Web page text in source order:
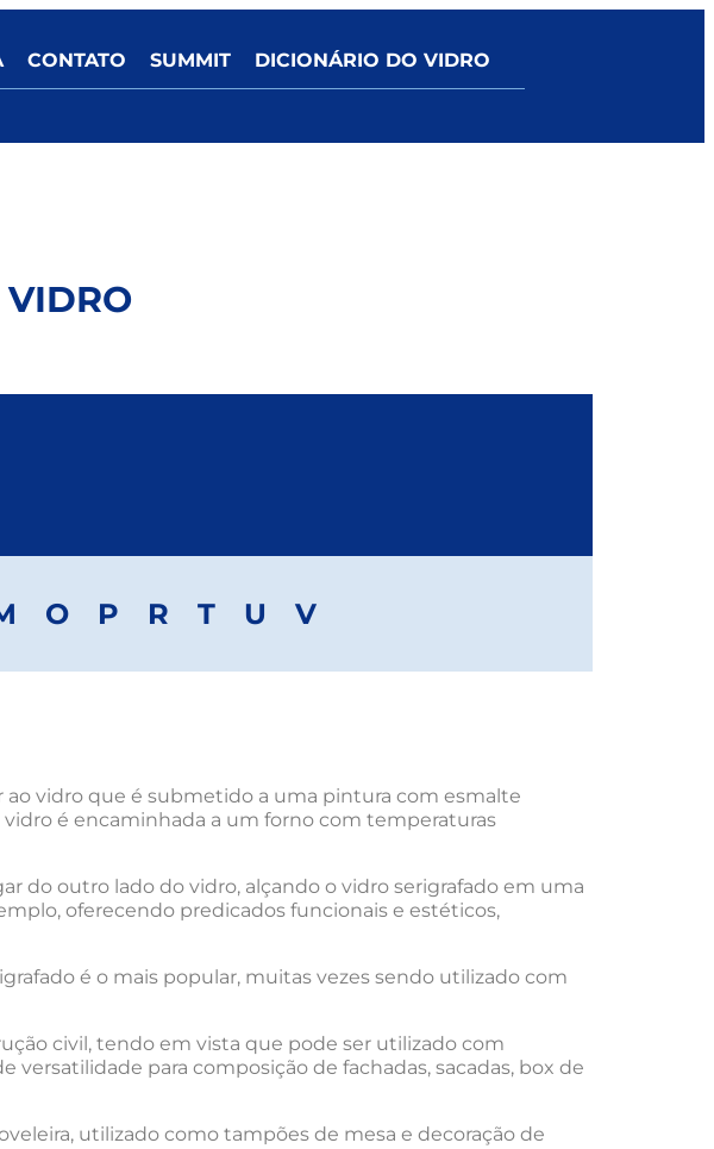
CONTATO SUMMIT DICIONÁRIO DO VIDRO
O P R T U V
vidro que é submetido a uma pintura com esmalte
vidro é encaminhada a um forno com temperaturas
do outro lado do vidro, alçando o vidro serigrafado em uma
oferecendo predicados funcionais e estéticos,
é o mais popular, muitas vezes sendo utilizado com
civil, tendo em vista que pode ser utilizado com
para composição de fachadas, sacadas, box de
utilizado como tampões de mesa e decoração de